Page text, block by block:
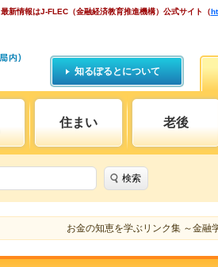
最新情報はJ-FLEC（金融経済教育推進機構）公式サイト （
知るぽるとについて
住まい 老後
検索
お金の知恵を学ぶリンク集 ～金融